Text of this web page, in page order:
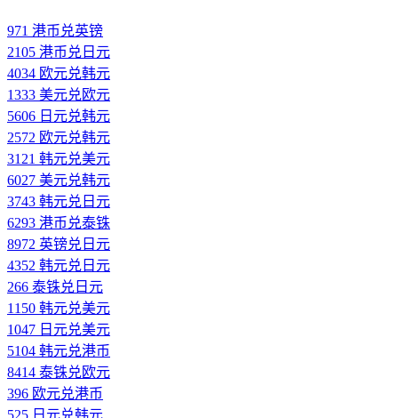
971 港币兑英镑
2105 港币兑日元
4034 欧元兑韩元
1333 美元兑欧元
5606 日元兑韩元
2572 欧元兑韩元
3121 韩元兑美元
6027 美元兑韩元
3743 韩元兑日元
6293 港币兑泰铢
8972 英镑兑日元
4352 韩元兑日元
266 泰铢兑日元
1150 韩元兑美元
1047 日元兑美元
5104 韩元兑港币
8414 泰铢兑欧元
396 欧元兑港币
525 日元兑韩元